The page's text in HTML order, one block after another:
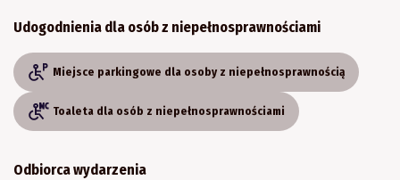
Udogodnienia dla osób z niepełnosprawnościami
Miejsce parkingowe dla osoby z niepełnosprawnością
Toaleta dla osób z niepełnosprawnościami
Odbiorca wydarzenia